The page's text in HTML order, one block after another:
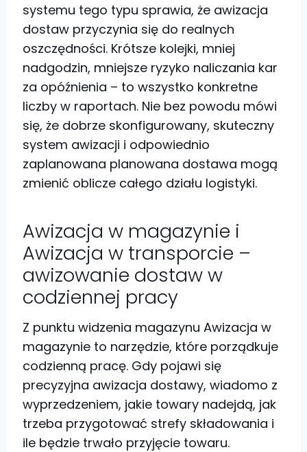
systemu tego typu sprawia, że awizacja
dostaw przyczynia się do realnych
oszczędności. Krótsze kolejki, mniej
nadgodzin, mniejsze ryzyko naliczania kar
za opóźnienia – to wszystko konkretne
liczby w raportach. Nie bez powodu mówi
się, że dobrze skonfigurowany, skuteczny
system awizacji i odpowiednio
zaplanowana planowana dostawa mogą
zmienić oblicze całego działu logistyki.
Awizacja w magazynie i
Awizacja w transporcie –
awizowanie dostaw w
codziennej pracy
Z punktu widzenia magazynu Awizacja w
magazynie to narzędzie, które porządkuje
codzienną pracę. Gdy pojawi się
precyzyjna awizacja dostawy, wiadomo z
wyprzedzeniem, jakie towary nadejdą, jak
trzeba przygotować strefy składowania i
ile będzie trwało przyjęcie towaru.